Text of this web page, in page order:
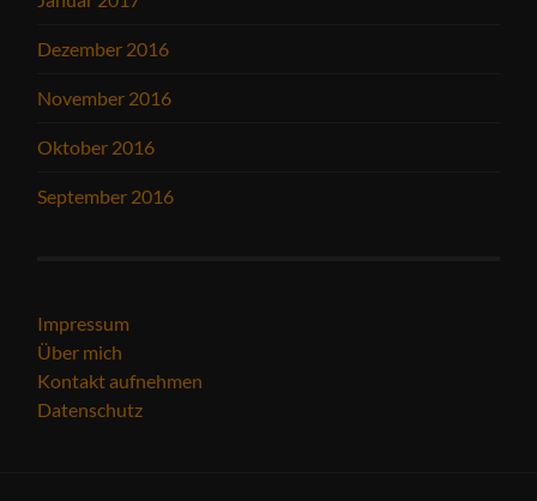
Dezember 2016
November 2016
Oktober 2016
September 2016
Impressum
Über mich
Kontakt aufnehmen
Datenschutz